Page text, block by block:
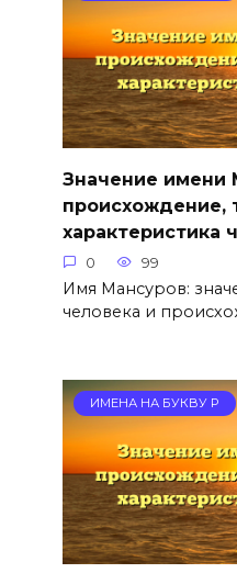
Значение имени
происхождение,
характеристика
0 99
Имя Мансуров:
человека и
ИМЕНА НА БУКВУ Р